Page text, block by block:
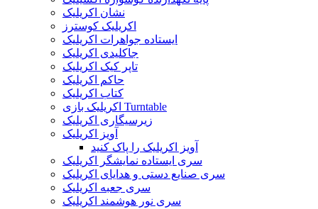
نشان اکریلیک
اکریلیک کوسترز
ایستاده جواهرات اکریلیک
جاکلیدی اکریلیک
تاپر کیک اکریلیک
حاکم اکریلیک
کتاب اکریلیک
اکریلیک بازی Turntable
زیرسیگاری اکریلیک
آویز اکریلیک
آویز اکریلیک را پاک کنید
سری ایستاده نمایشگر اکریلیک
سری صنایع دستی و هدایای اکریلیک
سری جعبه اکریلیک
سری نور هوشمند اکریلیک